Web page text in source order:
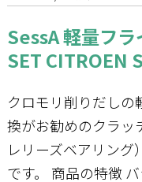
SessA 軽量フ
SET CITROEN
クロモリ削りだしの
換がお勧めのクラ
レリーズベアリング
です。 商品の特徴